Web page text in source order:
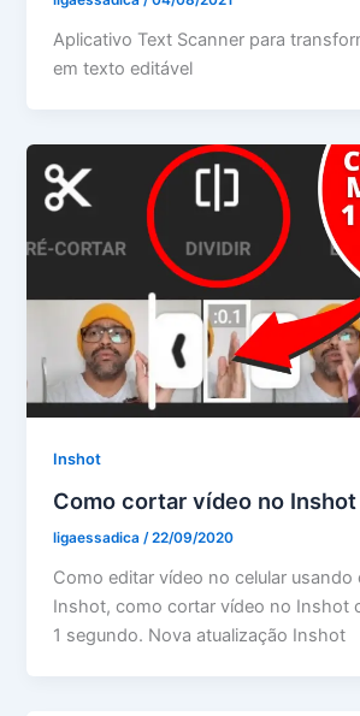
Aplicativo Text Scanner para
em texto editável
Inshot
Como cortar vídeo no Inshot
ligaessadica/22/09/2020
Como editar vídeo no celular usando
Inshot, como cortar vídeo no Inshot
1 segundo. Nova atualização Inshot